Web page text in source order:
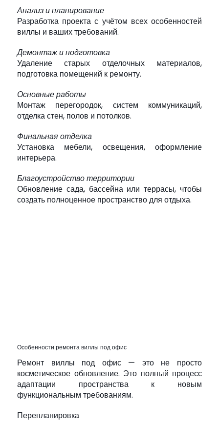
Анализ и планирование
Разработка проекта с учётом всех особенностей
виллы и ваших требований.
Демонтаж и подготовка
Удаление старых отделочных материалов,
подготовка помещений к ремонту.
Основные работы
Монтаж перегородок, систем коммуникаций,
отделка стен, полов и потолков.
Финальная отделка
Установка мебели, освещения, оформление
интерьера.
Благоустройство территории
Обновление сада, бассейна или террасы, чтобы
создать полноценное пространство для отдыха.
Особенности ремонта виллы под офис
Ремонт виллы под офис — это не просто
косметическое обновление. Это полный процесс
адаптации пространства к новым
функциональным требованиям.
Перепланировка